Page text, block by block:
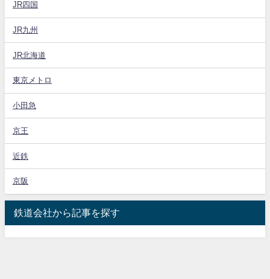
JR四国
JR九州
JR北海道
東京メトロ
小田急
京王
近鉄
京阪
鉄道会社から記事を探す